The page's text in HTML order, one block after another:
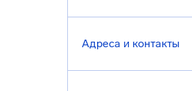
Адреса и контакты